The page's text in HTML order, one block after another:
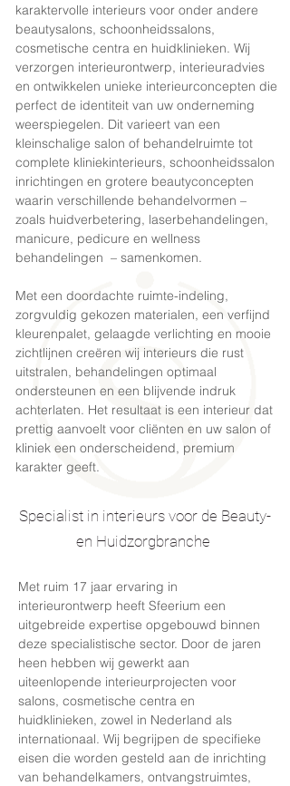
karaktervolle interieurs voor onder andere
beautysalons, schoonheidssalons,
cosmetische centra en huidklinieken. Wij
verzorgen interieurontwerp, interieuradvies
en ontwikkelen unieke interieurconcepten die
perfect de identiteit van uw onderneming
weerspiegelen. Dit varieert van een
kleinschalige salon of behandelruimte tot
complete kliniekinterieurs, schoonheidssalon
inrichtingen en grotere beautyconcepten
waarin verschillende behandelvormen –
zoals huidverbetering, laserbehandelingen,
manicure, pedicure en wellness
behandelingen – samenkomen.​
Met een doordachte ruimte-indeling,
zorgvuldig gekozen materialen, een verfijnd
kleurenpalet, gelaagde verlichting en mooie
zichtlijnen creëren wij interieurs die rust
uitstralen, behandelingen optimaal
ondersteunen en een blijvende indruk
achterlaten. Het resultaat is een interieur dat
prettig aanvoelt voor cliënten en uw salon of
kliniek een onderscheidend, premium
karakter geeft.
Specialist in interieurs voor de Beauty-
en Huidzorgbranche
Met ruim 17 jaar ervaring in
interieurontwerp heeft Sfeerium een
uitgebreide expertise opgebouwd binnen
deze specialistische sector. Door de jaren
heen hebben wij gewerkt aan
uiteenlopende interieurprojecten voor
salons, cosmetische centra en
huidklinieken, zowel in Nederland als
internationaal. ​ Wij begrijpen de specifieke
eisen die worden gesteld aan de inrichting
van behandelkamers, ontvangstruimtes,